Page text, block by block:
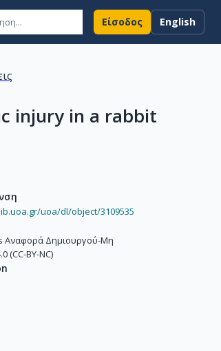
Είσοδος English
injury in a rabbit
uoa/dl/object/3109535
Αναφορά Δημιουργού-Μη
(CC-BY-NC)